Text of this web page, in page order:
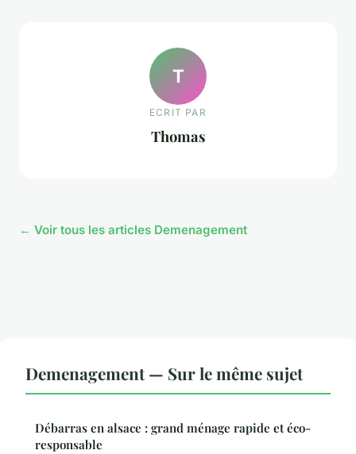
T
ECRIT PAR
Thomas
← Voir tous les articles Demenagement
Demenagement — Sur le même sujet
Débarras en alsace : grand ménage rapide et éco-
responsable